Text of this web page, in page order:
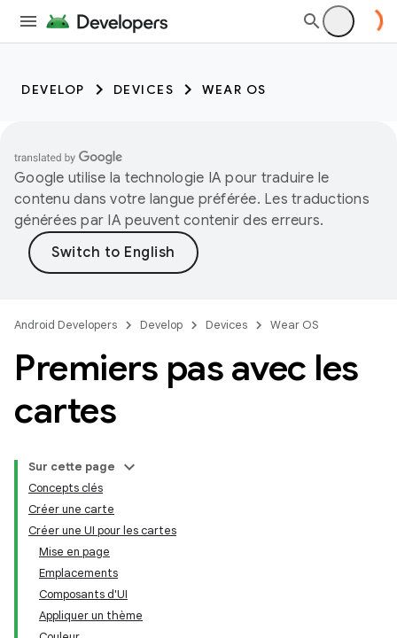
DEVELOP DEVICES WEAR OS
Google utilise la technologie IA pour traduire le
contenu dans votre langue préférée. Les traductions
générées par IA peuvent contenir des erreurs.
Android Developers Develop Devices Wear OS
Premiers pas avec les
cartes
Sur cette page
Concepts clés
Créer une carte
Créer une UI pour les cartes
Mise en page
Emplacements
Composants d'UI
Appliquer un thème